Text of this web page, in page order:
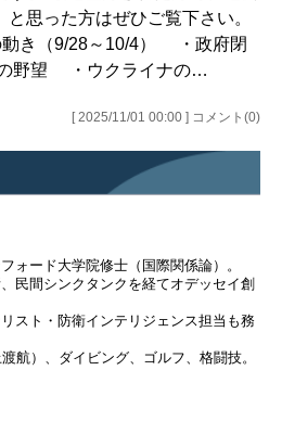
思った方はぜひご覧下さい。
き（9/28～10/4） ・政府閉
野望 ・ウクライナの…
[ 2025/11/01 00:00 ] コメント(0)
ォード大学院修士（国際関係論）。
民間シンクタンクを経てオデッセイ創
スト・防衛インテリジェンス担当も務
航）、ダイビング、ゴルフ、格闘技。